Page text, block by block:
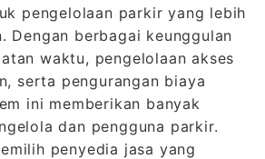
pengelolaan parkir yang lebih
Dengan berbagai keunggulan
waktu, pengelolaan akses
serta pengurangan biaya
ini memberikan banyak
dan pengguna parkir.
penyedia jasa yang